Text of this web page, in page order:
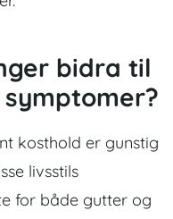
bidra til
kosthold er gunstig
livsstils
for både gutter og